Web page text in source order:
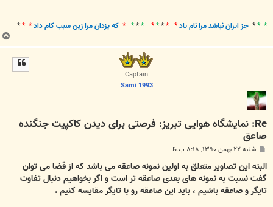
* *
* جز ايران نباشد مرا نام ياد* *
*
*
*
*
*
*
* که يزدان مرا زين سبب کام داد* *
*
ب
ا
Captain
Sami 1993
Re: نمایشگاه هوایی تبریز: فرصتی برای دیدن کاکپیت جنگنده
صاعق
پ
ت
شنبه ۲۲ بهمن ۱۳۹۰, ۸:۱۸ ب.ظ
البته این تصاویر متعلق به اولین نمونه صاعقه می باشد که از قضا می توان
گفت نسبت به نمونه های بعدی صاعقه تر است و اگر بخواهیم دنبال تفاوت
تایگر و صاعقه باشیم ، باید این صاعقه رو با تایگر مقایسه کنیم .